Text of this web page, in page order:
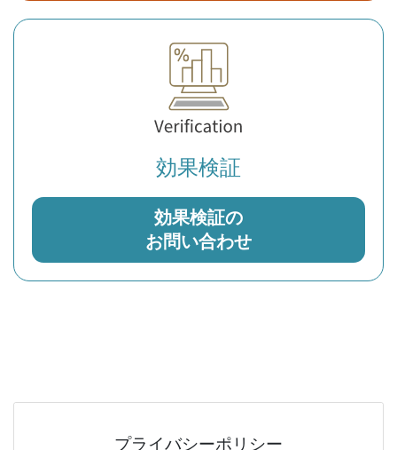
効果検証
効果検証の
お問い合わせ
プライバシーポリシー